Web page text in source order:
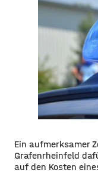
Ein aufmerksamer
Grafenrheinfeld
auf den Kosten